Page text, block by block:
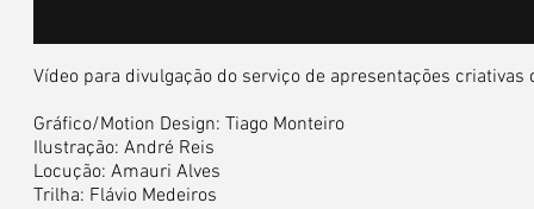
Vídeo para divulgação do serviço de apresentações criativas
Gráfico/Motion Design: Tiago Monteiro
Ilustração: André Reis
Locução: Amauri Alves
Trilha: Flávio Medeiros